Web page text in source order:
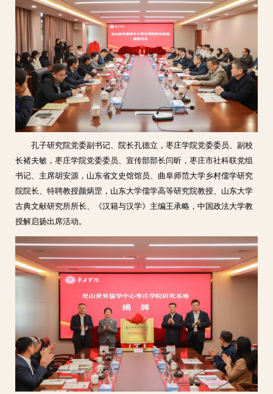
孔子研究院党委副书记、院长孔德立，枣庄学院党委委员、副校
长褚夫敏，枣庄学院党委委员、宣传部部长闫昕，枣庄市社科联党组
书记、主席胡安源，山东省文史馆馆员、曲阜师范大学乡村儒学研究
院院长、特聘教授颜炳罡，山东大学儒学高等研究院教授、山东大学
古典文献研究所所长、《汉籍与汉学》主编王承略，中国政法大学教
授解启扬出席活动。